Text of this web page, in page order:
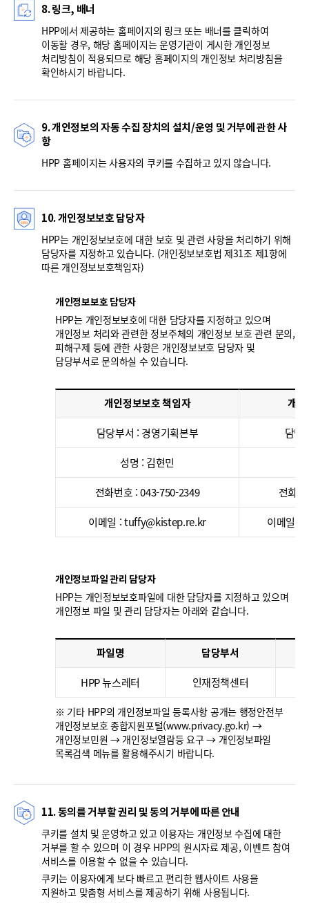
8. 링크, 배너
HPP에서 제공하는 홈페이지의 링크 또는 배너를 클릭하여
이동할 경우, 해당 홈페이지는 운영기관이 게시한 개인정보
처리방침이 적용되므로 해당 홈페이지의 개인정보 처리방침을
확인하시기 바랍니다.
9. 개인정보의 자동 수집 장치의 설치/운영 및 거부에 관한 사
항
HPP 홈페이지는 사용자의 쿠키를 수집하고 있지 않습니다.
10. 개인정보보호 담당자
HPP는 개인정보보호에 대한 보호 및 관련 사항을 처리하기 위해
담당자를 지정하고 있습니다. (개인정보보호법 제31조 제1항에
따른 개인정보보호책임자)
개인정보보호 담당자
HPP는 개인정보보호에 대한 담당자를 지정하고 있으며
개인정보 처리와 관련한 정보주체의 개인정보 보호 관련 문의,
피해구제 등에 관한 사항은 개인정보보호 담당자 및
담당부서로 문의하실 수 있습니다.
개인정보보호 책임자 개인
담당부서 : 경영기획본부
담당
성명 : 김현민
전화번호 : 043-750-2349
전화
이메일 : tuffy@kistep.re.kr
이메일 :
개인정보파일 관리 담당자
HPP는 개인정보보호파일에 대한 담당자를 지정하고 있으며
개인정보 파일 및 관리 담당자는 아래와 같습니다.
파일명 담당부서
HPP 뉴스레터 인재정책센터
※ 기타 HPP의 개인정보파일 등록사항 공개는 행정안전부
개인정보보호 종합지원포털(www.privacy.go.kr) →
개인정보민원 → 개인정보열람등 요구 → 개인정보파일
목록검색 메뉴를 활용해주시기 바랍니다.
11. 동의를 거부할 권리 및 동의 거부에 따른 안내
쿠키를 설치 및 운영하고 있고 이용자는 개인정보 수집에 대한
거부를 할 수 있으며 이 경우 HPP의 원시자료 제공, 이벤트 참여
서비스를 이용할 수 없을 수 있습니다.
쿠키는 이용자에게 보다 빠르고 편리한 웹사이트 사용을
지원하고 맞춤형 서비스를 제공하기 위해 사용됩니다.